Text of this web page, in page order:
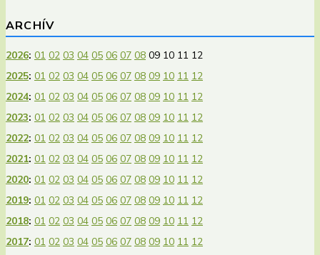
ARCHÍV
2026: 01 02 03 04 05 06 07 08 09 10 11 12
2025: 01 02 03 04 05 06 07 08 09 10 11 12
2024: 01 02 03 04 05 06 07 08 09 10 11 12
2023: 01 02 03 04 05 06 07 08 09 10 11 12
2022: 01 02 03 04 05 06 07 08 09 10 11 12
2021: 01 02 03 04 05 06 07 08 09 10 11 12
2020: 01 02 03 04 05 06 07 08 09 10 11 12
2019: 01 02 03 04 05 06 07 08 09 10 11 12
2018: 01 02 03 04 05 06 07 08 09 10 11 12
2017: 01 02 03 04 05 06 07 08 09 10 11 12